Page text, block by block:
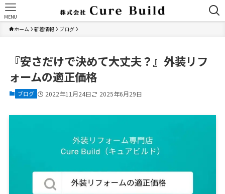
MENU
ホーム 新着情報 ブログ
『安さだけで決めて大丈夫？』外装リフ
ォームの適正価格
ブログ 2022年11月24日 2025年6月29日